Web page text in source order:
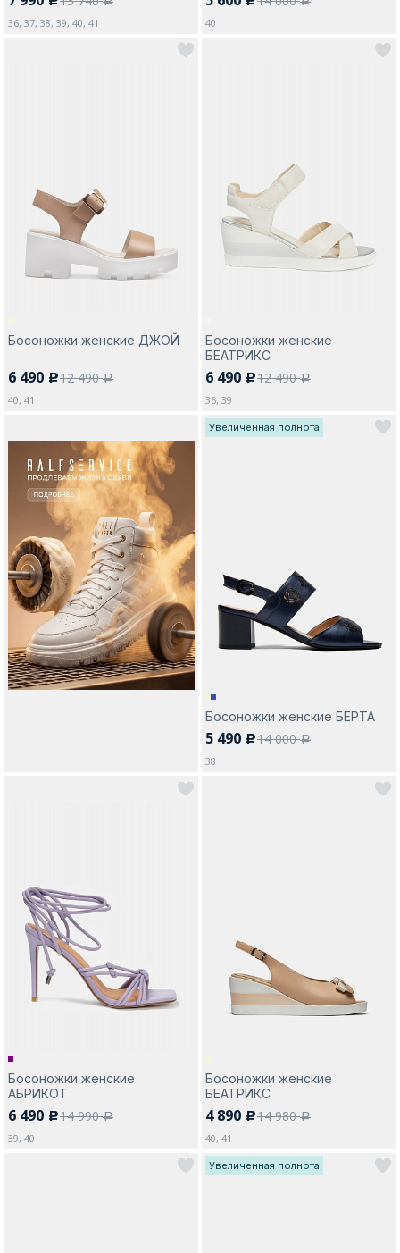
36, 37, 38, 39, 40, 41
40
Босоножки женские ДЖОЙ
6 490 c12 490a
40, 41
Босоножки женские
БЕАТРИКС
6 490 c12 490a
36, 39
Увеличенная полнота
Босоножки женские БЕРТА
5 490 c14 000a
38
Босоножки женские
АБРИКОТ
6 490 c14 990a
39, 40
Босоножки женские
БЕАТРИКС
4 890 c14 980a
40, 41
Увеличенная полнота